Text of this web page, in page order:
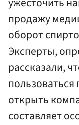
продажу
оборот
Эксперты,
рассказали,
открыть
составляет